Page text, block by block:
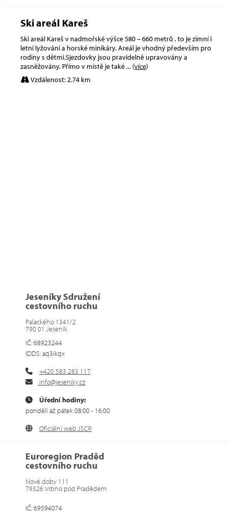
Ski areál Kareš
Ski areál Kareš v nadmořské výšce 580 – 660 metrů , to je zimní i
letní lyžování a horské minikáry. Areál je vhodný především pro
rodiny s dětmi.Sjezdovky jsou pravidelně upravovány a
zasněžovány. Přímo v místě je také... (více)
Vzdálenost: 2.74 km
Jeseníky Sdružení
cestovního ruchu
Palackého 1341/2
790 01 Jeseník
IČ: 68923244
IDDS: aq3ikqx
+420 583 283 117
info@jeseniky.cz
Úřední hodiny:
pondělí až pátek 08:00 - 16:00
Oficiální web JSCR
Euroregion Praděd
cestovního ruchu
Nové doby 111
79326 Vrbno pod Pradědem
IČ: 69594074